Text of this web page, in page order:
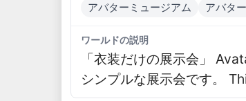
アバターミュージアム アバタ
ワールドの説明
「衣装だけの展示会」
シンプルな展示会です。